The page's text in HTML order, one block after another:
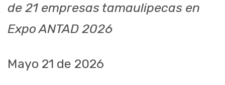
de 21 empresas tamaulipecas en
Expo ANTAD 2026
Mayo 21 de 2026